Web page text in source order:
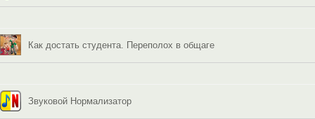
Как достать студента. Переполох в общаге
Звуковой Нормализатор